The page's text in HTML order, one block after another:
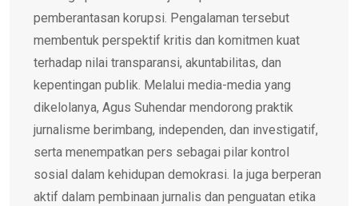
pemberantasan korupsi. Pengalaman tersebut
membentuk perspektif kritis dan komitmen kuat
terhadap nilai transparansi, akuntabilitas, dan
kepentingan publik. Melalui media-media yang
dikelolanya, Agus Suhendar mendorong praktik
jurnalisme berimbang, independen, dan investigatif,
serta menempatkan pers sebagai pilar kontrol
sosial dalam kehidupan demokrasi. Ia juga berperan
aktif dalam pembinaan jurnalis dan penguatan etika